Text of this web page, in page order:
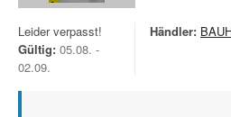
Leider verpasst!
Gültig: 05.08. -
02.09.
Händler: